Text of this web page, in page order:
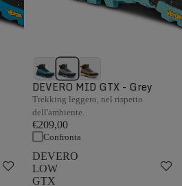
DEVERO MID GTX - Grey
Trekking leggero, nel rispetto
dell'ambiente.
€209,00
Confronta
DEVERO
LOW
GTX